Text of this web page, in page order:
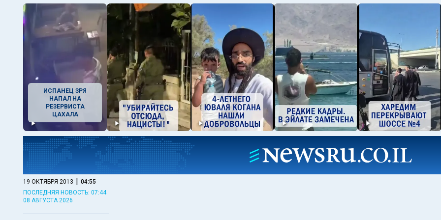
ИСПАНЕЦ ЗРЯ
НАПАЛ НА
РЕЗЕРВИСТА
ЦАХАЛА
19 ОКТЯБРЯ 2013 | 04:55
ПОСЛЕДНЯЯ НОВОСТЬ: 07:44
08 АВГУСТА 2026